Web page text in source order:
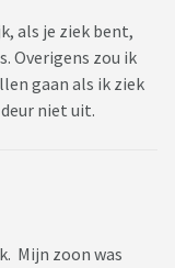
als je ziek bent,
Overigens zou ik
gaan als ik ziek
niet uit.
Mijn zoon was